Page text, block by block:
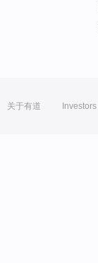
关于有道 Investors